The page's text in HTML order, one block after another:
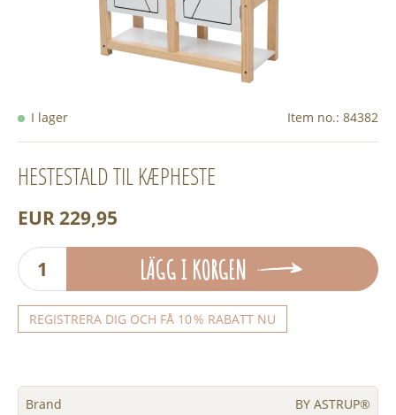
I lager Item no.: 84382
HESTESTALD TIL KÆPHESTE
EUR 229,95
LÄGG I KORGEN
REGISTRERA DIG OCH FÅ 10 % RABATT NU
Brand BY ASTRUP®